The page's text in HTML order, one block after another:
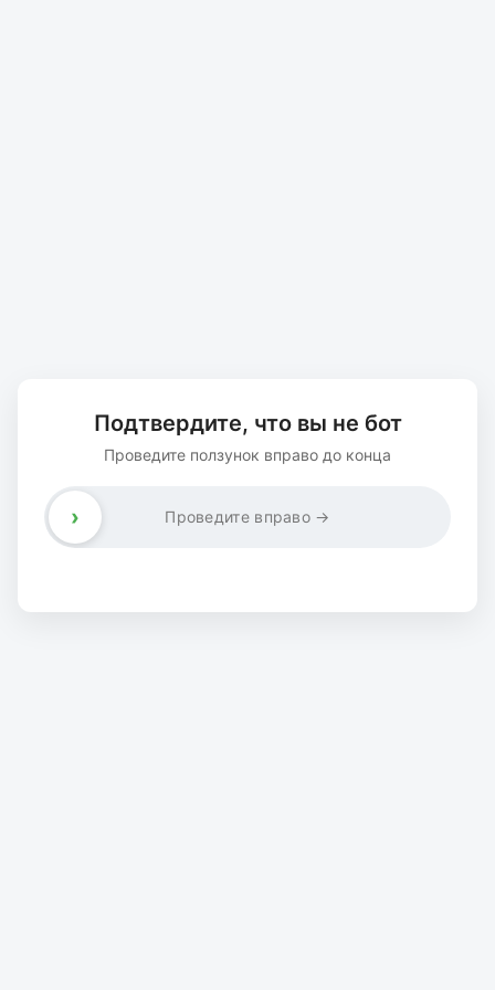
Подтвердите, что вы не бот
Проведите ползунок вправо до конца
Проведите вправо →
›